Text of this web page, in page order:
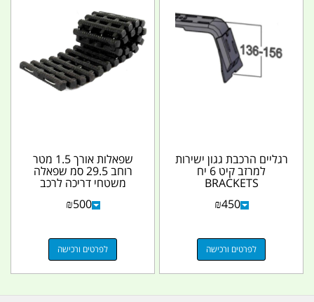
רגליים הרכבת גגון ישירות
למרזב קיט 6 יח
BRACKETS
GUTTER VEHICLE...
₪450
לפרטים ורכישה
שפאלות אורך 1.5 מטר
רוחב 29.5 סמ שפאלה
משטחי דריכה לרכב
גמישה...
₪500
לפרטים ורכישה